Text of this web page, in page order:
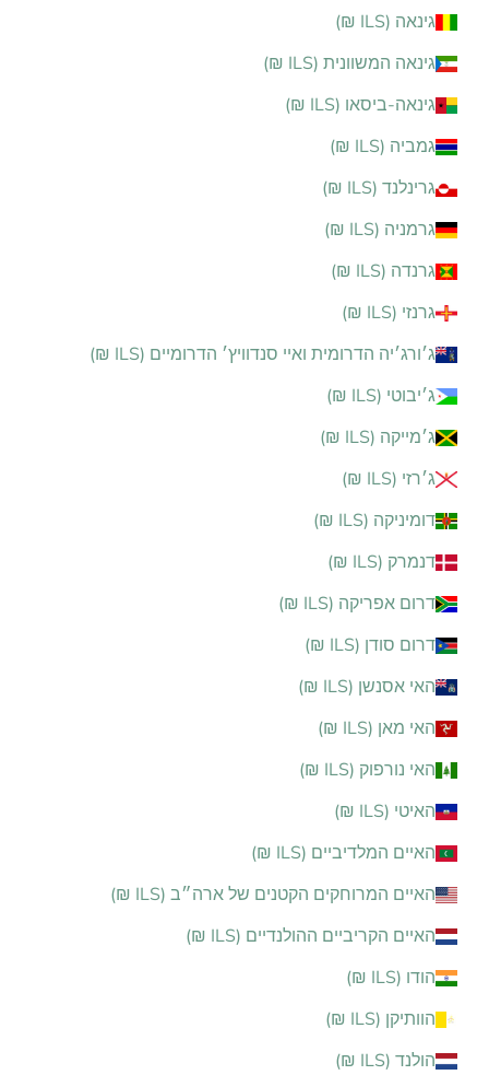
גינאה (ILS ₪)
גינאה המשוונית (ILS ₪)
גינאה-ביסאו (ILS ₪)
גמביה (ILS ₪)
גרינלנד (ILS ₪)
גרמניה (ILS ₪)
גרנדה (ILS ₪)
גרנזי (ILS ₪)
ג׳ורג׳יה הדרומית ואיי סנדוויץ׳ הדרומיים (ILS ₪)
ג׳יבוטי (ILS ₪)
ג׳מייקה (ILS ₪)
ג׳רזי (ILS ₪)
דומיניקה (ILS ₪)
דנמרק (ILS ₪)
דרום אפריקה (ILS ₪)
דרום סודן (ILS ₪)
האי אסנשן (ILS ₪)
האי מאן (ILS ₪)
האי נורפוק (ILS ₪)
האיטי (ILS ₪)
האיים המלדיביים (ILS ₪)
האיים המרוחקים הקטנים של ארה״ב (ILS ₪)
האיים הקריביים ההולנדיים (ILS ₪)
הודו (ILS ₪)
הוותיקן (ILS ₪)
הולנד (ILS ₪)